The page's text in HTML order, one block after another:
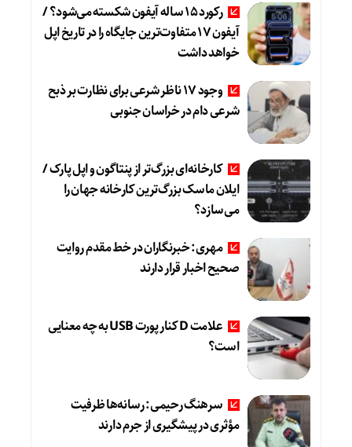
رکورد ۱۵ ساله آیفون شکسته می‌شود؟ /
آیفون ۱۷ متفاوت‌ترین جایگاه را در تاریخ اپل
خواهد داشت
وجود ۱۷ ناظر شرعی برای نظارت بر ذبح
شرعی دام در خراسان جنوبی
کارخانه‌ای بزرگ‌تر از پنتاگون و اپل پارک /
ایلان ماسک بزرگ‌ترین کارخانه جهان را
می‌سازد؟
مهری: خبرنگاران در خط مقدم روایت
صحیح اخبار قرار دارند
علامت D کنار پورت USB به چه معنایی
است؟
سرهنگ رحیمی: رسانه‌ها ظرفیت
مؤثری در پیشگیری از جرم دارند